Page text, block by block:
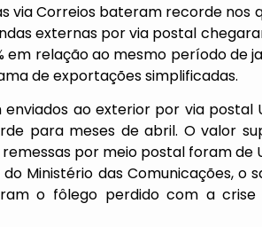
via Correios bateram recorde nos
externas por via postal
relação ao mesmo período de
de exportações simplificadas.
ao exterior por via postal
para meses de abril. O valor
por meio postal foram de
Ministério das Comunicações,
o fôlego perdido com a